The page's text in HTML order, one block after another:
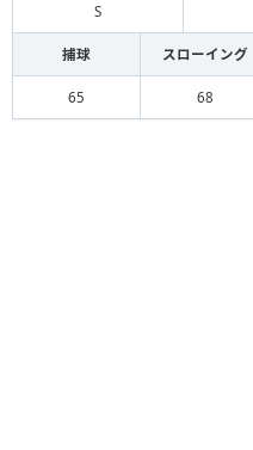
S
捕球 スローイング
65 68